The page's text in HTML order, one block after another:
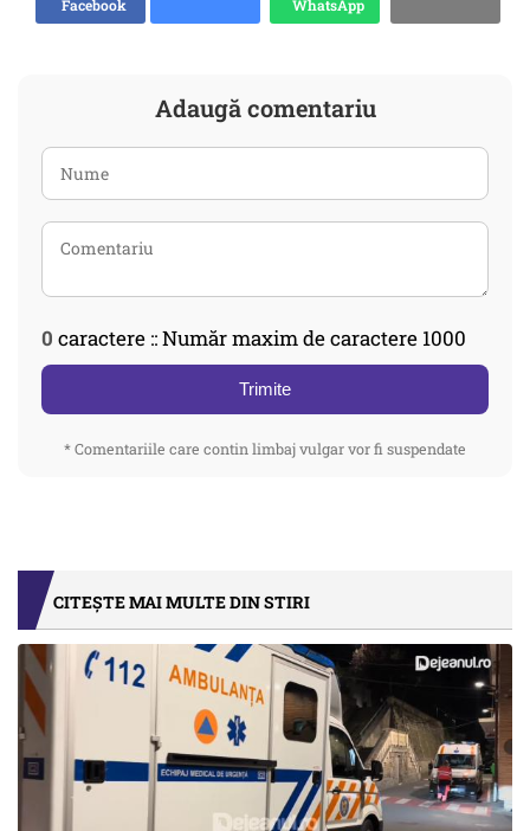
Facebook
WhatsApp
Adaugă comentariu
0 caractere :: Număr maxim de caractere 1000
Trimite
* Comentariile care contin limbaj vulgar vor fi suspendate
CITEȘTE MAI MULTE DIN STIRI